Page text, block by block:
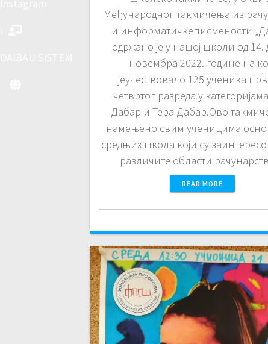
Међународног такмичења из
и информатичкеписмености
одржано је у нашој школи од 14.
новембра 2022. године нa
јеучествовало 125 ученика
четвртог разреда у
Дабар и Тера Дабар.Ово
намењено свим ученицима
средњих школа који су
различите области
READ MORE